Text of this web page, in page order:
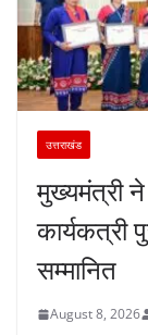
उत्तराखंड
मुख्यमंत्री
कार्यकत्री
सम्मानित
August 8, 2026